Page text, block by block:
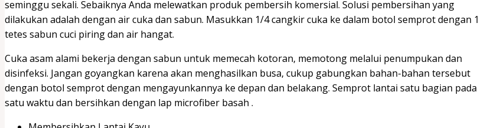
seminggu sekali. Sebaiknya Anda melewatkan produk pembersih komersial. Solusi pembersihan yang
dilakukan adalah dengan air cuka dan sabun. Masukkan 1/4 cangkir cuka ke dalam botol semprot dengan 1
tetes sabun cuci piring dan air hangat.
Cuka asam alami bekerja dengan sabun untuk memecah kotoran, memotong melalui penumpukan dan
disinfeksi. Jangan goyangkan karena akan menghasilkan busa, cukup gabungkan bahan-bahan tersebut
dengan botol semprot dengan mengayunkannya ke depan dan belakang. Semprot lantai satu bagian pada
satu waktu dan bersihkan dengan lap microfiber basah .